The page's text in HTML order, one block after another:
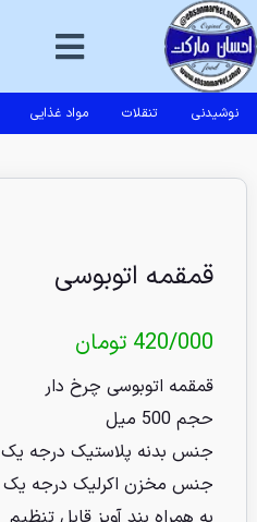
نوشیدنی تنقلات مواد غذایی
قمقمه اتوبوسی
420/000 تومان
قمقمه اتوبوسی چرخ دار
حجم 500 میل
جنس بدنه پلاستیک درجه یک
جنس مخزن اکرلیک درجه یک